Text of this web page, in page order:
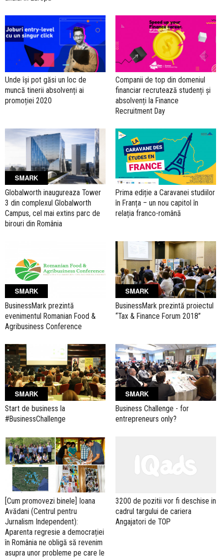
Unde își pot găsi un loc de
muncă tinerii absolvenți ai
promoției 2020
Companii de top din domeniul
financiar recrutează studenți și
absolvenți la Finance
Recruitment Day
SMARK
Globalworth inaugureaza Tower
3 din complexul Globalworth
Campus, cel mai extins parc de
birouri din România
Prima ediție a Caravanei studiilor
în Franța – un nou capitol în
relația franco-română
SMARK
BusinessMark prezintă
evenimentul Romanian Food &
Agribusiness Conference
SMARK
BusinessMark prezintă proiectul
“Tax & Finance Forum 2018”
SMARK
Start de business la
#BusinessChallenge
SMARK
Business Challenge - for
entrepreneurs only?
[Cum promovezi binele] Ioana
Avădani (Centrul pentru
Jurnalism Independent):
Aparenta regresie a democrației
în România ne obligă să revenim
asupra unor probleme pe care le
3200 de pozitii vor fi deschise in
cadrul targului de cariera
Angajatori de TOP